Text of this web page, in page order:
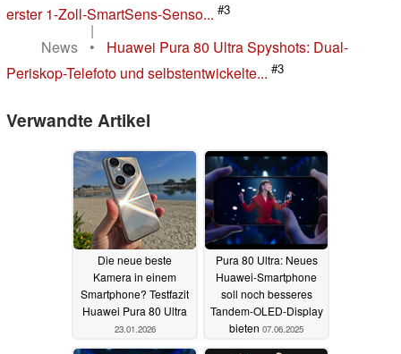
erster 1-Zoll-SmartSens-Senso... #3
|
News
•
Huawei Pura 80 Ultra Spyshots: Dual-
Periskop-Telefoto und selbstentwickelte... #3
Verwandte Artikel
Die neue beste
Kamera in einem
Smartphone? Testfazit
Huawei Pura 80 Ultra
23.01.2026
Pura 80 Ultra: Neues
Huawei-Smartphone
soll noch besseres
Tandem-OLED-Display
bieten 07.06.2025